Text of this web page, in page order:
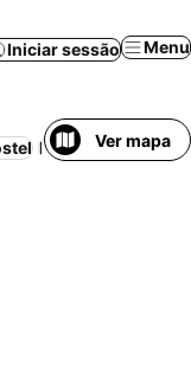
Iniciar sessão Menu
Parque deVer mapa